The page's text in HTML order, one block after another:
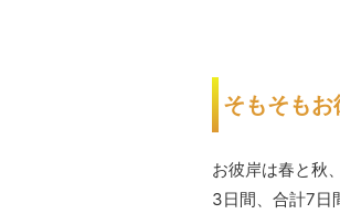
そもそもお
お彼岸は春と秋
3日間、合計7日